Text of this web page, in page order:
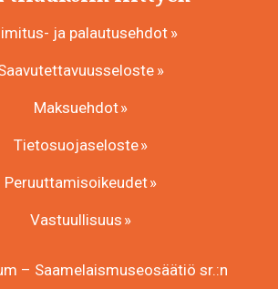
ja palautusehdot
Maksuehdot
Tietosuojaseloste
Peruuttamisoikeudet
Vastuullisuus
– Saamelaismuseosäätiö sr.:n